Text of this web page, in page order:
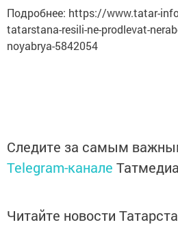
Подробнее: https://www.tatar-
tatarstana-resili-ne-prodlevat-
noyabrya-5842054
Следите за самым
Telegram-канале Татмедиа
Читайте новости